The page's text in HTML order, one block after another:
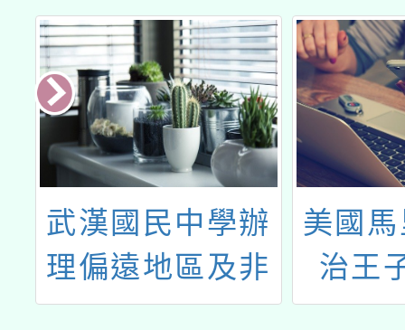
議程
武漢國民中學辦
理偏遠地區及非
山非市學校北區
美國
治王
（